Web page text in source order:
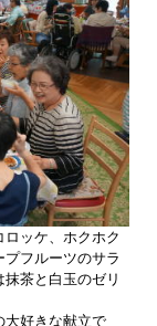
ッケ、ホクホク
フルーツのサラ
茶と白玉のゼリ
大好きな献立で